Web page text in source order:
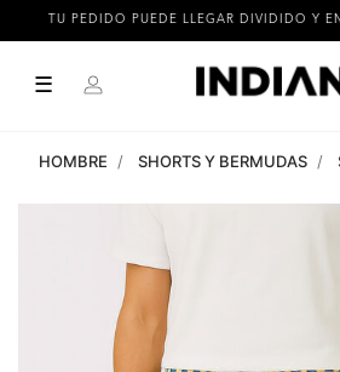
TU PEDIDO PUEDE LLEGAR DIVIDIDO Y EN
☰
HOMBRE SHORTS Y BERMUDAS